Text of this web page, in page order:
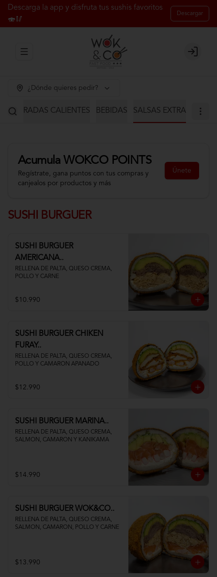
Descarga la app y disfruta tus sushis favoritos
🍣🥢
Descargar
Abrir menu de navegación Login
¿Dónde quieres pedir?
ENTRADAS CALIENTES BEBIDAS SALSAS EXTRA
Acumula WOKCO POINTS
Regístrate, gana puntos con tus compras y
canjealos por productos y más
Únete
SUSHI BURGUER
SUSHI BURGUER
AMERICANA..
RELLENA DE PALTA, QUESO CREMA,
POLLO Y CARNE
$10.990
SUSHI BURGUER CHIKEN
FURAY..
RELLENA DE PALTA, QUESO CREMA,
POLLO Y CAMARON APANADO
$12.990
SUSHI BURGUER MARINA..
RELLENA DE PALTA, QUESO CREMA,
SALMON, CAMARON Y KANIKAMA
$14.990
SUSHI BURGUER WOK&CO..
RELLENA DE PALTA, QUESO CREMA,
SALMON, CAMARON, POLLO Y CARNE
$13.990